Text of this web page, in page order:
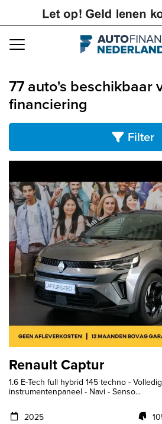
Navigation
77 auto's beschikbaar
financiering
Filter
Renault Captur
1.6 E-Tech full hybrid 145 techno -
instrumentenpaneel - Navi - Senso...
2025